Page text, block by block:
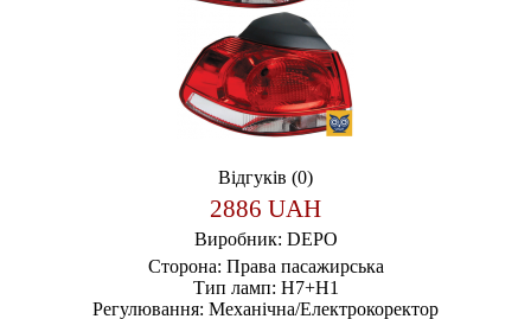
Відгуків (0)
2886 UAH
Виробник: DEPO
Сторона: Права пасажирська
Тип ламп: H7+H1
Регулювання: Механічна/Електрокоректор